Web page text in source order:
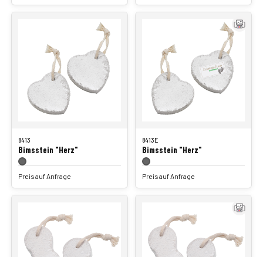
8413
Bimsstein "Herz"
Preis auf Anfrage
8413E
Bimsstein "Herz"
Preis auf Anfrage